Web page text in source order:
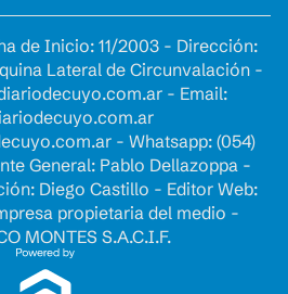
de Inicio: 11/2003 - Dirección:
Lateral de Circunvalación -
- Email:
- Whatsapp: (054)
General: Pablo Dellazoppa -
Diego Castillo - Editor Web:
propietaria del medio -
MONTES S.A.C.I.F.